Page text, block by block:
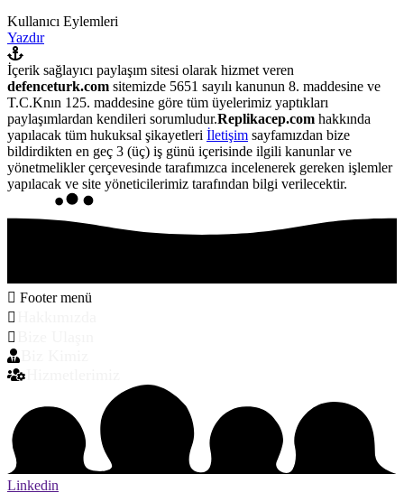
Kullanıcı Eylemleri
Yazdır
İçerik sağlayıcı paylaşım sitesi olarak hizmet veren
defenceturk.com sitemizde 5651 sayılı kanunun 8. maddesine ve
T.C.Knın 125. maddesine göre tüm üyelerimiz yaptıkları
paylaşımlardan kendileri sorumludur.Replikacep.com hakkında
yapılacak tüm hukuksal şikayetleri İletişim sayfamızdan bize
bildirdikten en geç 3 (üç) iş günü içerisinde ilgili kanunlar ve
yönetmelikler çerçevesinde tarafımızca incelenerek gereken işlemler
yapılacak ve site yöneticilerimiz tarafından bilgi verilecektir.
Footer menü
Linkedin